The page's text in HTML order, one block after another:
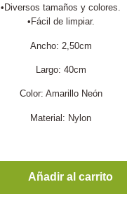
•Diversos tamaños y colores.
•Fácil de limpiar.
Ancho: 2,50cm
Largo: 40cm
Color: Amarillo Neón
Material: Nylon
Añadir al carrito